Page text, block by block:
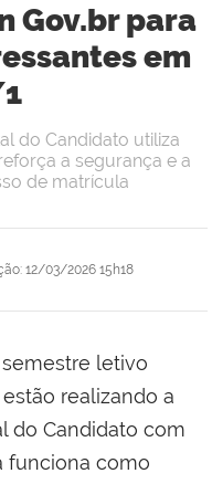
Gov.br para
em
: 12/03/2026 15h18
do Candidato utiliza
a segurança e a
de matrícula
letivo
realizando a
do Candidato com
funciona como